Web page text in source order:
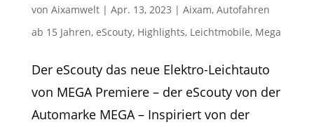
von Aixamwelt| Apr. 13, 2023 | Aixam, Autofahren
ab 15 Jahren, eScouty, Highlights, Leichtmobile, Mega
Der eScouty das neue Elektro-Leichtauto
von MEGA Premiere – der eScouty von der
Automarke MEGA – Inspiriert von der